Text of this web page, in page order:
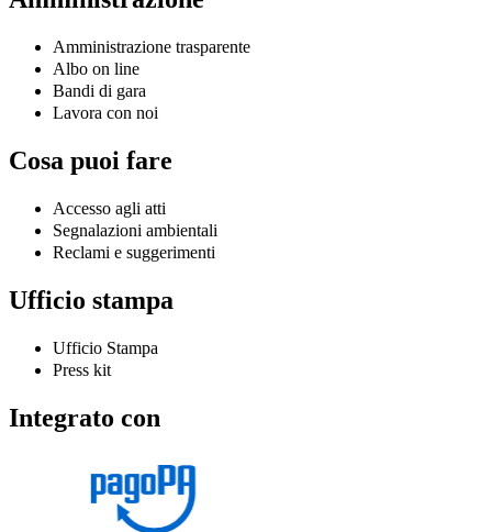
Amministrazione trasparente
Albo on line
Bandi di gara
Lavora con noi
Cosa puoi fare
Accesso agli atti
Segnalazioni ambientali
Reclami e suggerimenti
Ufficio stampa
Ufficio Stampa
Press kit
Integrato con